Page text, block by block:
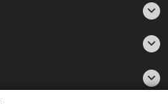


